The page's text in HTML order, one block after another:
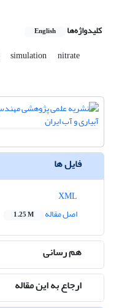
کلیدواژه‌ها English
simulation nitrate
فایل ها
اصل مقاله
1.25 M
هم رسانی
ارجاع به این مقاله